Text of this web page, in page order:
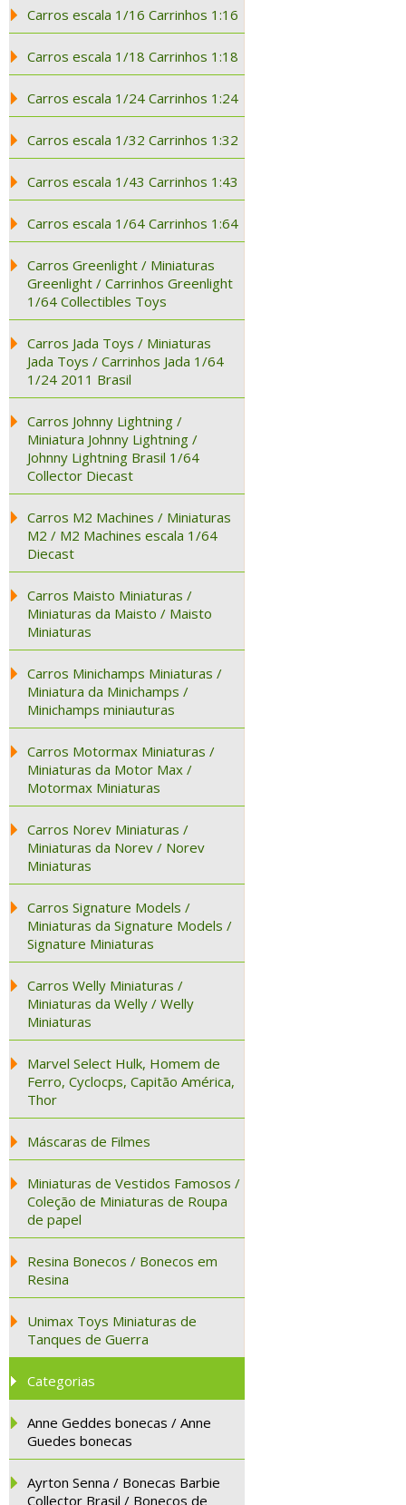
Carros escala 1/16 Carrinhos 1:16
Carros escala 1/18 Carrinhos 1:18
Carros escala 1/24 Carrinhos 1:24
Carros escala 1/32 Carrinhos 1:32
Carros escala 1/43 Carrinhos 1:43
Carros escala 1/64 Carrinhos 1:64
Carros Greenlight / Miniaturas
Greenlight / Carrinhos Greenlight
1/64 Collectibles Toys
Carros Jada Toys / Miniaturas
Jada Toys / Carrinhos Jada 1/64
1/24 2011 Brasil
Carros Johnny Lightning /
Miniatura Johnny Lightning /
Johnny Lightning Brasil 1/64
Collector Diecast
Carros M2 Machines / Miniaturas
M2 / M2 Machines escala 1/64
Diecast
Carros Maisto Miniaturas /
Miniaturas da Maisto / Maisto
Miniaturas
Carros Minichamps Miniaturas /
Miniatura da Minichamps /
Minichamps miniauturas
Carros Motormax Miniaturas /
Miniaturas da Motor Max /
Motormax Miniaturas
Carros Norev Miniaturas /
Miniaturas da Norev / Norev
Miniaturas
Carros Signature Models /
Miniaturas da Signature Models /
Signature Miniaturas
Carros Welly Miniaturas /
Miniaturas da Welly / Welly
Miniaturas
Marvel Select Hulk, Homem de
Ferro, Cyclocps, Capitão América,
Thor
Máscaras de Filmes
Miniaturas de Vestidos Famosos /
Coleção de Miniaturas de Roupa
de papel
Resina Bonecos / Bonecos em
Resina
Unimax Toys Miniaturas de
Tanques de Guerra
Categorias
Anne Geddes bonecas / Anne
Guedes bonecas
Ayrton Senna / Bonecas Barbie
Collector Brasil / Bonecos de